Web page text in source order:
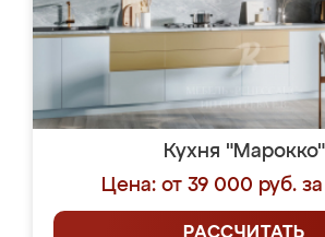
Кухня "Марокко"
Цена: от 39 000 руб.